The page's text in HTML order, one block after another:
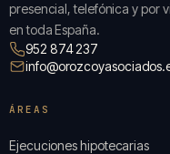
presencial, telefónica y por
en toda España.
952 874 237
ÁREAS
Ejecuciones hipotecarias